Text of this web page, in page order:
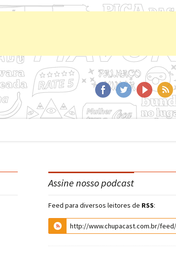
FacebookTwitter
Assine nosso podcast
Feed para diversos leitores de RSS: